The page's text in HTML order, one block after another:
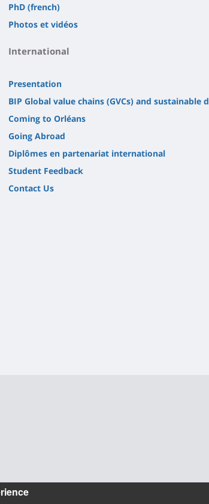
PhD (french)
Photos et vidéos
International
Presentation
BIP Global value chains (GVCs) and sustainable
Coming to Orléans
Going Abroad
Diplômes en partenariat international
Student Feedback
Contact Us